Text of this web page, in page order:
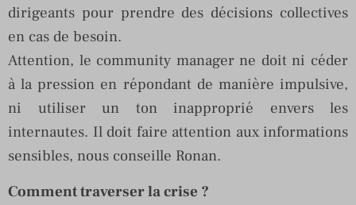
dirigeants pour prendre des décisions collectives
en cas de besoin.
Attention, le community manager ne doit ni céder
à la pression en répondant de manière impulsive,
ni utiliser un ton inapproprié envers les
internautes. Il doit faire attention aux informations
sensibles, nous conseille Ronan.
Comment traverser la crise ?